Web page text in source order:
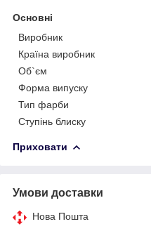
Основні
Виробник
Країна виробник
Об`єм
Форма випуску
Тип фарби
Ступінь блиску
Приховати
Умови доставки
Нова Пошта